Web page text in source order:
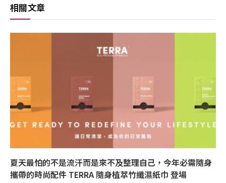
相關文章
夏天最怕的不是流汗而是來不及整理自己，今年必需隨身
攜帶的時尚配件 TERRA 隨身植萃竹纖濕紙巾 登場